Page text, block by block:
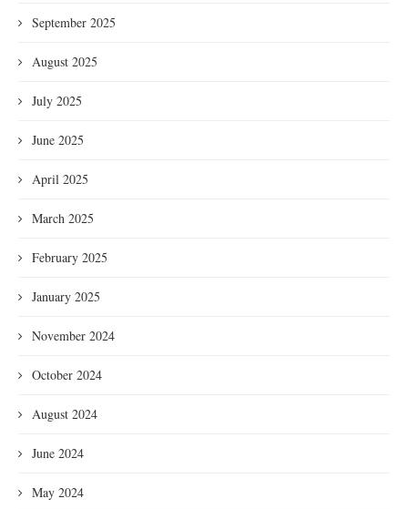
September 2025
August 2025
July 2025
June 2025
April 2025
March 2025
February 2025
January 2025
November 2024
October 2024
August 2024
June 2024
May 2024